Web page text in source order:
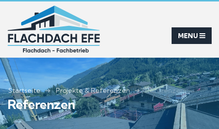
Startseite Projekte & Referenzen Referenzen
Referenzen